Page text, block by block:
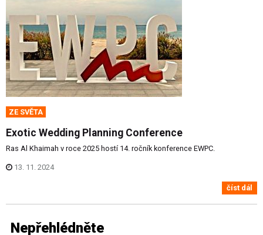
ZE SVĚTA
Exotic Wedding Planning Conference
Ras Al Khaimah v roce 2025 hostí 14. ročník konference EWPC.
13. 11. 2024
číst dál
Nepřehlédněte